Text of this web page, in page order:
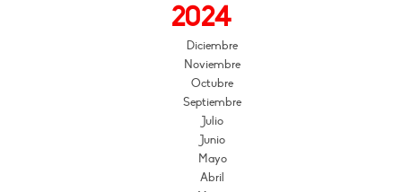
2024
Diciembre
Noviembre
Octubre
Septiembre
Julio
Junio
Mayo
Abril